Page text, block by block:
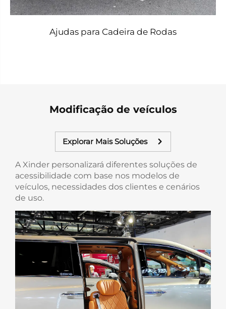
Ajudas para Cadeira de Rodas
Modificação de veículos
Explorar Mais Soluções
A Xinder personalizará diferentes soluções de
acessibilidade com base nos modelos de
veículos, necessidades dos clientes e cenários
de uso.